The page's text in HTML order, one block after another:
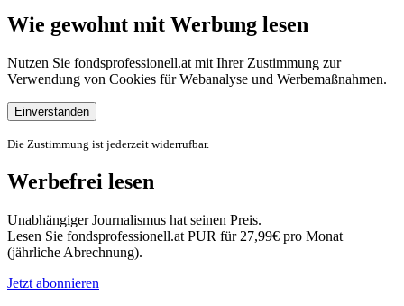
Wie gewohnt mit Werbung lesen
Nutzen Sie fondsprofessionell.at mit Ihrer Zustimmung zur
Verwendung von Cookies für Webanalyse und Werbemaßnahmen.
Einverstanden
Die Zustimmung ist jederzeit widerrufbar.
Werbefrei lesen
Unabhängiger Journalismus hat seinen Preis.
Lesen Sie fondsprofessionell.at PUR für 27,99€ pro Monat
(jährliche Abrechnung).
Jetzt abonnieren